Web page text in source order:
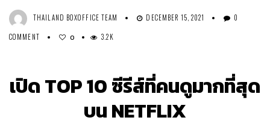
THAILAND BOXOFFICE TEAM DECEMBER 15, 2021
0
COMMENT
0 3.2K
เปิด TOP 10 ซีรีส์ที่คนดูมากที่สุด
บน NETFLIX